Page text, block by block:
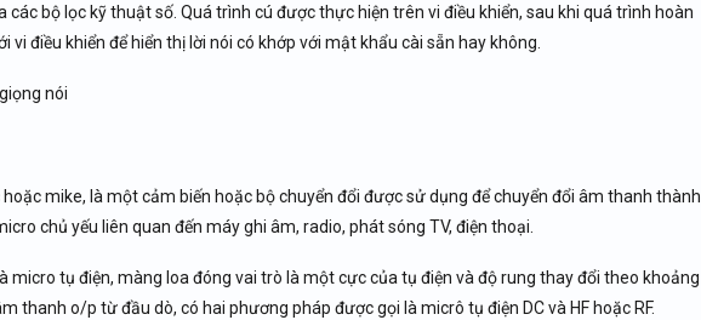
bộ lọc kỹ thuật số. Quá trình cú được thực hiện trên vi điều khiển, sau khi quá trình hoàn
vi điều khiển để hiển thị lời nói có khớp với mật khẩu cài sẵn hay không.
mike, là một cảm biến hoặc bộ chuyển đổi được sử dụng để chuyển đổi âm thanh thành
chủ yếu liên quan đến máy ghi âm, radio, phát sóng TV, điện thoại.
micro tụ điện, màng loa đóng vai trò là một cực của tụ điện và độ rung thay đổi theo khoảng
thanh o/p từ đầu dò, có hai phương pháp được gọi là micrô tụ điện DC và HF hoặc RF.